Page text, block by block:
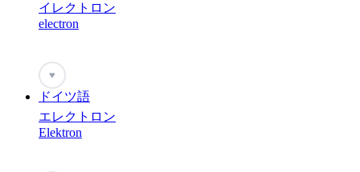
イレクトロン
electron
♥
ドイツ語
エレクトロン
Elektron